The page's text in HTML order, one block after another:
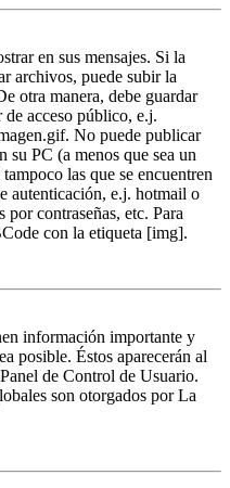
en sus mensajes. Si la
archivos, puede subir la
otra manera, debe guardar
acceso público, e.j.
No puede publicar
su PC (a menos que sea un
las que se encuentren
autenticación, e.j. hotmail o
contraseñas, etc. Para
con la etiqueta [img].
información importante y
posible. Éstos aparecerán al
de Control de Usuario.
son otorgados por La